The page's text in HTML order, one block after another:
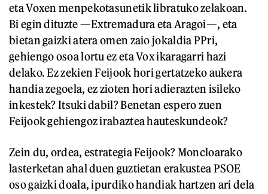
eta Voxen menpekotasunetik libratuko zelakoan.
Bi egin dituzte —Extremadura eta Aragoi—, eta
bietan gaizki atera omen zaio jokaldia PPri,
gehiengo osoa lortu ez eta Vox ikaragarri hazi
delako. Ez zekien Feijook hori gertatzeko aukera
handia zegoela, ez zioten hori adierazten isileko
inkestek? Itsuki dabil? Benetan espero zuen
Feijook gehiengoz irabaztea hauteskundeok?
Zein du, ordea, estrategia Feijook? Moncloarako
lasterketan ahal duen guztietan erakustea PSOE
oso gaizki doala, ipurdiko handiak hartzen ari dela